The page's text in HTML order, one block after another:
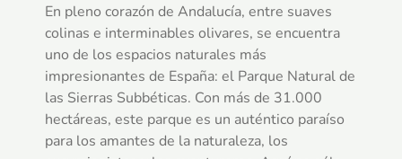
En pleno corazón de Andalucía, entre suaves
colinas e interminables olivares, se encuentra
uno de los espacios naturales más
impresionantes de España: el Parque Natural de
las Sierras Subbéticas. Con más de 31.000
hectáreas, este parque es un auténtico paraíso
para los amantes de la naturaleza, los